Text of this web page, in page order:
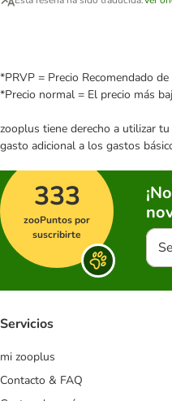
*PRVP = Precio Recomendado
*Precio normal = El precio más
zooplus tiene derecho a utilizar
gasto adicional a los gastos
333
zooPuntos por
suscribirte
Servicios
mi zooplus
Contacto & FAQ